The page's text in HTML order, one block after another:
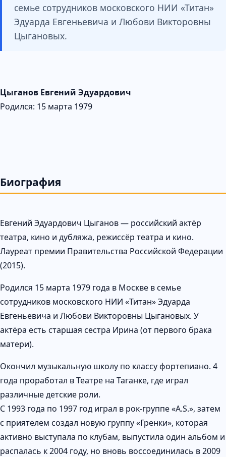
семье сотрудников московского НИИ «Титан»
Эдуарда Евгеньевича и Любови Викторовны
Цыгановых.
Цыганов Евгений Эдуардович
Родился: 15 марта 1979
Биография
Евгений Эдуардович Цыганов — российский актёр
театра, кино и дубляжа, режиссёр театра и кино.
Лауреат премии Правительства Российской Федерации
(2015).
Родился 15 марта 1979 года в Москве в семье
сотрудников московского НИИ «Титан» Эдуарда
Евгеньевича и Любови Викторовны Цыгановых. У
актёра есть старшая сестра Ирина (от первого брака
матери).
Окончил музыкальную школу по классу фортепиано. 4
года проработал в Театре на Таганке, где играл
различные детские роли.
С 1993 года по 1997 год играл в рок-группе «А.S.», затем
с приятелем создал новую группу «Гренки», которая
активно выступала по клубам, выпустила один альбом и
распалась к 2004 году, но вновь воссоединилась в 2009